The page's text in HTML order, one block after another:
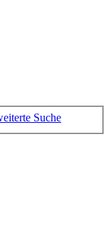
Suche